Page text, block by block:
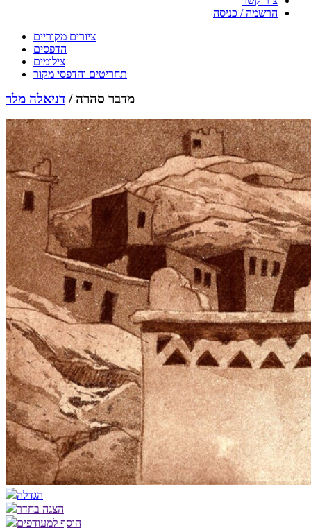
הרשמה / כניסה
ציורים מקוריים
הדפסים
צילומים
תחריטים והדפסי מקור
מדבר סהרה / דניאלה מלר
הגדלה
הצגה בחדר
הוסף למעודפים